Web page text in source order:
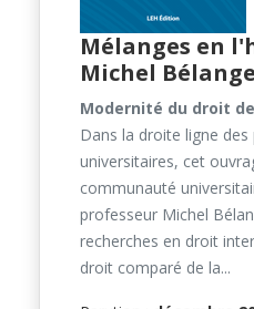
Mélanges en
Michel
Modernité du droit
Dans la droite ligne
universitaires, cet
communauté
professeur Michel
recherches en droit
droit comparé de la...